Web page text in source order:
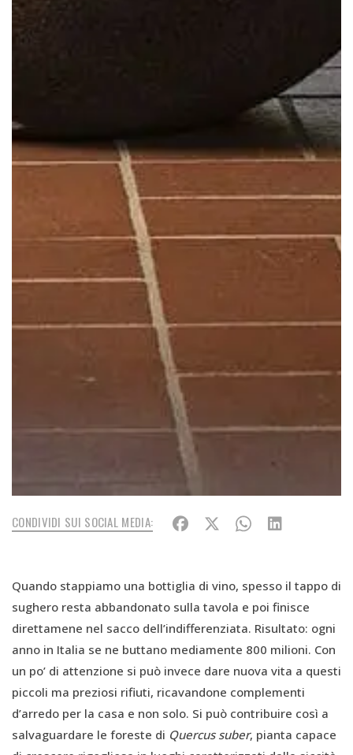
CONDIVIDI SUI SOCIAL MEDIA:
Quando stappiamo una bottiglia di vino, spesso il tappo di
sughero resta abbandonato sulla tavola e poi finisce
direttamene nel sacco dell’indifferenziata. Risultato: ogni
anno in Italia se ne buttano mediamente 800 milioni. Con
un po’ di attenzione si può invece dare nuova vita a questi
piccoli ma preziosi rifiuti, ricavandone complementi
d’arredo per la casa e non solo. Si può contribuire così a
salvaguardare le foreste di Quercus suber, pianta capace